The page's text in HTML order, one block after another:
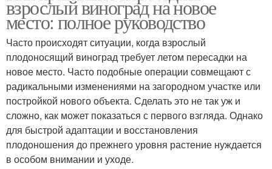
взрослый виноград на новое
место: полное руководство
Часто происходят ситуации, когда взрослый
плодоносящий виноград требует летом пересадки на
новое место. Часто подобные операции совмещают с
радикальными изменениями на загородном участке или
постройкой нового объекта. Сделать это не так уж и
сложно, как может показаться с первого взгляда. Однако
для быстрой адаптации и восстановления
плодоношения до прежнего уровня растение нуждается
в особом внимании и уходе.